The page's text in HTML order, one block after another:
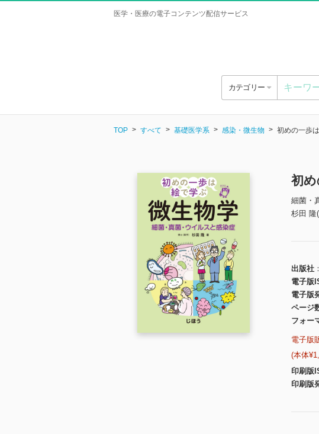
医学・医療の電子コンテンツ配信サービス
カテゴリー
TOP すべて 基礎医学系 感染・微生物 初めの一歩
初め
細菌・
杉田 隆
出版社
電子版
電子版
ページ
フォー
電子版
(本体
印刷版
印刷版